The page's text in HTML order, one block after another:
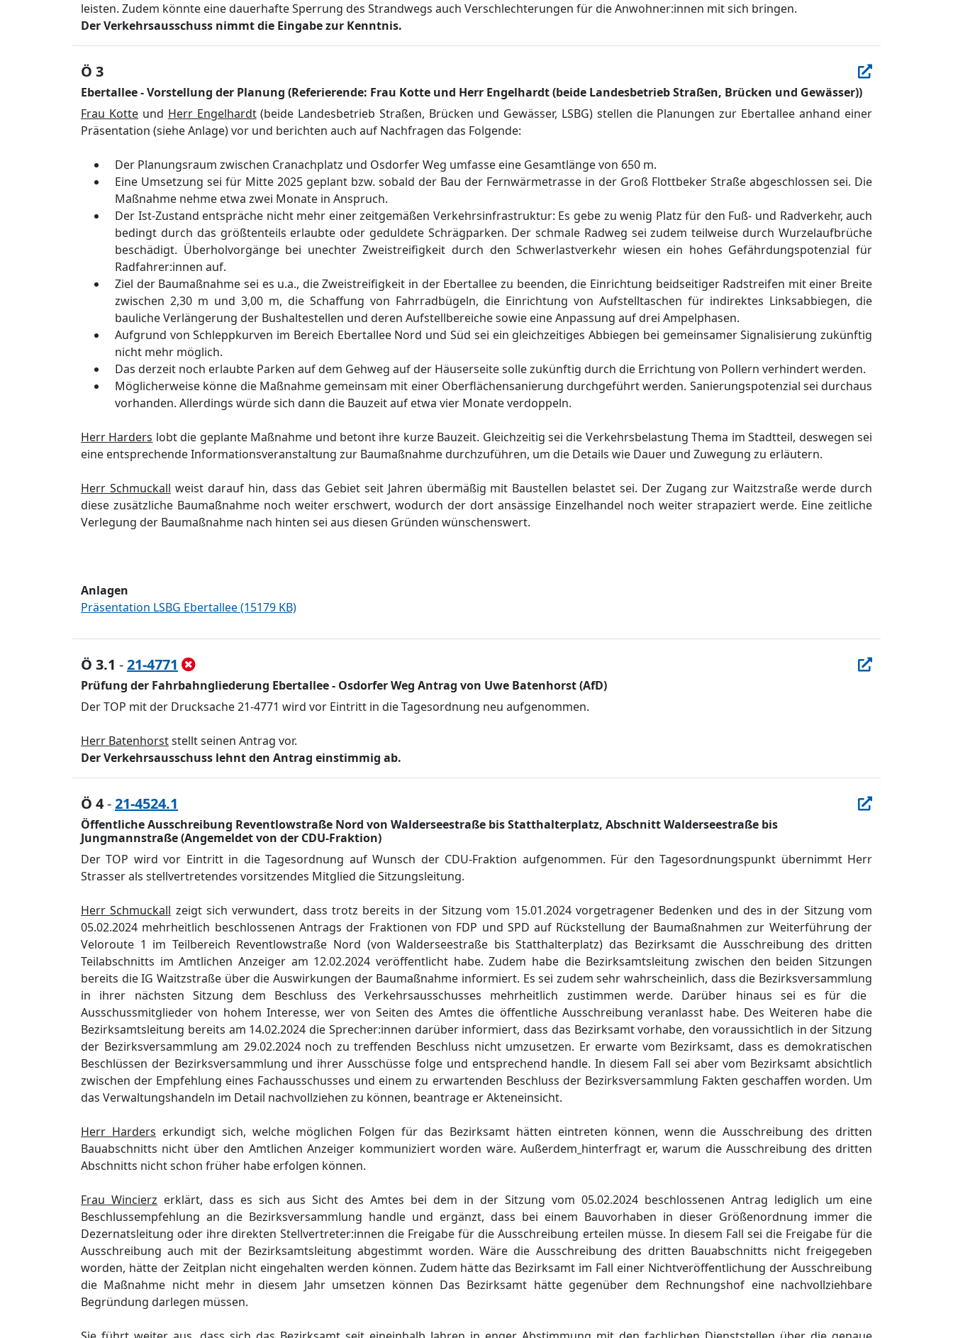
leisten. Zudem könnte eine dauerhafte Sperrung des Strandwegs auch Verschlechterungen für die Anwohner:innen mit sich bringen.
Der Verkehrsausschuss nimmt die Eingabe zur Kenntnis.
Ö 3
Ebertallee - Vorstellung der Planung (Referierende: Frau Kotte und Herr Engelhardt (beide Landesbetrieb Straßen, Brücken und Gewässer))
Frau Kotteund Herr Engelhardt(beide LandesbetriebStraßen, Brücken und Gewässer, LSBG) stellen die Planungen zur Ebertallee anhand einer
Präsentation (siehe Anlage)vor und berichten auch auf Nachfragen das Folgende:
Der Planungsraum zwischen Cranachplatz und Osdorfer Weg umfasse eine Gesamtlänge von 650 m.
Eine Umsetzung sei für Mitte 2025 geplant bzw. sobald der Bau der Fernwärmetrasse in der Groß Flottbeker Straße abgeschlossen sei. Die
Maßnahme nehme etwa zwei Monate in Anspruch.
Der Ist-Zustand entspräche nicht mehr einer zeitgemäßen Verkehrsinfrastruktur: Es gebe zu wenig Platz für den Fuß- und Radverkehr, auch
bedingt durch das größtenteils erlaubte oder geduldete Schrägparken. Der schmale Radweg sei zudem teilweise durchWurzelaufbrüche
beschädigt. Überholvorgänge bei unechter Zweistreifigkeit durch den Schwerlastverkehr wiesen ein hohes Gefährdungspotenzial für
Radfahrer:innen auf.
Ziel der Baumaßnahme sei es u.a., dieZweistreifigkeit in der Ebertallee zu beenden, die Einrichtung beidseitigerRadstreifen mit einer Breite
zwischen 2,30 m und 3,00 m, die Schaffung von Fahrradbügeln,die Einrichtung von Aufstelltaschen für indirektes Linksabbiegen, die
bauliche Verlängerung der Bushaltestellen und deren Aufstellbereichesowieeine Anpassung auf drei Ampelphasen.
Aufgrund von Schleppkurven im Bereich Ebertallee Nord und Süd sei ein gleichzeitiges Abbiegen bei gemeinsamer Signalisierung zukünftig
nicht mehr möglich.
Das derzeit noch erlaubte Parken auf dem Gehweg auf der Häuserseite solle zukünftig durch die Errichtung von Pollern verhindert werden.
Möglicherweise könne die Maßnahme gemeinsam mit einer Oberflächensanierung durchgeführt werden. Sanierungspotenzial sei durchaus
vorhanden. Allerdings würde sich dann die Bauzeit auf etwa vier Monate verdoppeln.
Herr Harders lobt die geplante Maßnahme und betont ihre kurze Bauzeit. Gleichzeitig sei die Verkehrsbelastung Thema im Stadtteil, deswegen sei
eine entsprechende Informationsveranstaltung zur Baumaßnahme durchzuführen, um die Details wie Dauer und Zuwegung zu erläutern.
Herr Schmuckall weist darauf hin, dass das Gebiet seit Jahren übermäßig mit Baustellen belastet sei. Der Zugang zur Waitzstraße werde durch
diese zusätzliche Baumaßnahme noch weiter erschwert, wodurch der dort ansässige Einzelhandel noch weiter strapaziert werde. Eine zeitliche
Verlegung der Baumaßnahme nach hinten sei aus diesen Gründen wünschenswert.
Anlagen
Präsentation LSBG Ebertallee (15179 KB)
Ö 3.1 -21-4771
Prüfung der Fahrbahngliederung Ebertallee - Osdorfer Weg Antrag von Uwe Batenhorst (AfD)
Der TOP mit der Drucksache 21-4771 wird vor Eintritt in die Tagesordnung neu aufgenommen.
Herr Batenhorststellt seinen Antrag vor.
Der Verkehrsausschuss lehnt den Antrag einstimmig ab.
Ö 4-21-4524.1
Öffentliche Ausschreibung Reventlowstraße Nord von Walderseestraße bis Statthalterplatz, Abschnitt Walderseestraße bis
Jungmannstraße (Angemeldet von der CDU-Fraktion)
Der TOP wird vor Eintritt in die Tagesordnung aufWunsch der CDU-Fraktion aufgenommen. Für den Tagesordnungspunkt übernimmt Herr
Strasser als stellvertretendes vorsitzendes Mitglied dieSitzungsleitung.
Herr Schmuckall zeigt sich verwundert, dass trotz bereits in der Sitzung vom 15.01.2024 vorgetragenerBedenken und des in der Sitzungvom
05.02.2024 mehrheitlich beschlossenen Antragsder Fraktionen von FDP und SPD auf Rückstellung der Baumaßnahmen zur Weiterführung der
Veloroute 1 im Teilbereich Reventlowstraße Nord (von Walderseestraße bis Statthalterplatz) das Bezirksamt die Ausschreibung des dritten
Teilabschnitts im Amtlichen Anzeiger am 12.02.2024 veröffentlicht habe.Zudem habe die Bezirksamtsleitung zwischen den beiden Sitzungen
bereits die IG Waitzstraße über die Auswirkungen der Baumaßnahme informiert. Es sei zudem sehr wahrscheinlich, dass die Bezirksversammlung
in ihrer nächsten Sitzung dem Beschluss des Verkehrsausschusses mehrheitlich zustimmen werde. Darüber hinaus sei es für die
Ausschussmitglieder von hohem Interesse, wer von Seiten des Amtes die öffentliche Ausschreibung veranlasst habe. DesWeiteren habedie
Bezirksamtsleitung bereits am 14.02.2024 die Sprecher:innen darüber informiert, dass das Bezirksamt vorhabe, den voraussichtlich in der Sitzung
der Bezirksversammlung am 29.02.2024 noch zu treffenden Beschluss nicht umzusetzen. Er erwarte vom Bezirksamt, dass es demokratischen
Beschlüssen der Bezirksversammlung und ihrer Ausschüsse folge und entsprechend handle. In diesem Fall sei aber vom Bezirksamt absichtlich
zwischen der Empfehlung eines Fachausschusses und einem zu erwartenden Beschluss der Bezirksversammlung Fakten geschaffen worden. Um
das Verwaltungshandeln im Detail nachvollziehen zu können, beantrage er Akteneinsicht.
Herr Harders erkundigt sich, welche möglichen Folgen für das Bezirksamt hätten eintreten können, wenn die Ausschreibung des dritten
Bauabschnitts nicht über den Amtlichen Anzeiger kommuniziert worden wäre. Außerdem hinterfragt er, warum die Ausschreibung des dritten
Abschnitts nicht schon früher habe erfolgen können.
Frau Wincierz erklärt, dass es sich aus Sicht des Amtes bei dem in der Sitzung vom 05.02.2024 beschlossenen Antrag lediglich um eine
Beschlussempfehlung an die Bezirksversammlung handle und ergänzt, dass bei einem Bauvorhaben in dieser Größenordnung immer die
Dezernatsleitung oder ihre direkten Stellvertreter:innen die Freigabe für die Ausschreibung erteilen müsse. In diesem Fall sei die Freigabe für die
Ausschreibung auch mit der Bezirksamtsleitung abgestimmt worden. Wäre die Ausschreibung des dritten Bauabschnitts nicht freigegeben
worden, hätte der Zeitplan nicht eingehalten werden können. Zudem hätte das Bezirksamt im Fall einer Nichtveröffentlichung der Ausschreibung
die Maßnahme nicht mehr in diesem Jahr umsetzen können Das Bezirksamt hätte gegenüber dem Rechnungshof eine nachvollziehbare
Begründung darlegen müssen.